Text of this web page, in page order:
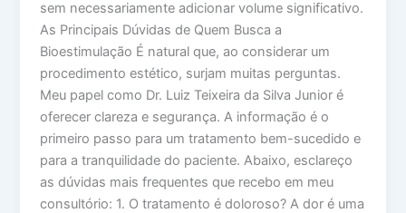
sem necessariamente adicionar volume significativo.
As Principais Dúvidas de Quem Busca a
Bioestimulação É natural que, ao considerar um
procedimento estético, surjam muitas perguntas.
Meu papel como Dr. Luiz Teixeira da Silva Junior é
oferecer clareza e segurança. A informação é o
primeiro passo para um tratamento bem-sucedido e
para a tranquilidade do paciente. Abaixo, esclareço
as dúvidas mais frequentes que recebo em meu
consultório: 1. O tratamento é doloroso? A dor é uma